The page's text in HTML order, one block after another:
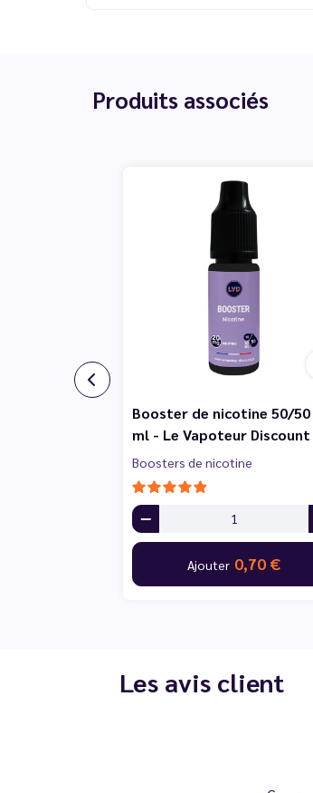
Produits associés
Booster de nicotine 50/50
ml - Le Vapoteur Discount
Boosters de nicotine
Ajouter 0,70 €
Les avis client